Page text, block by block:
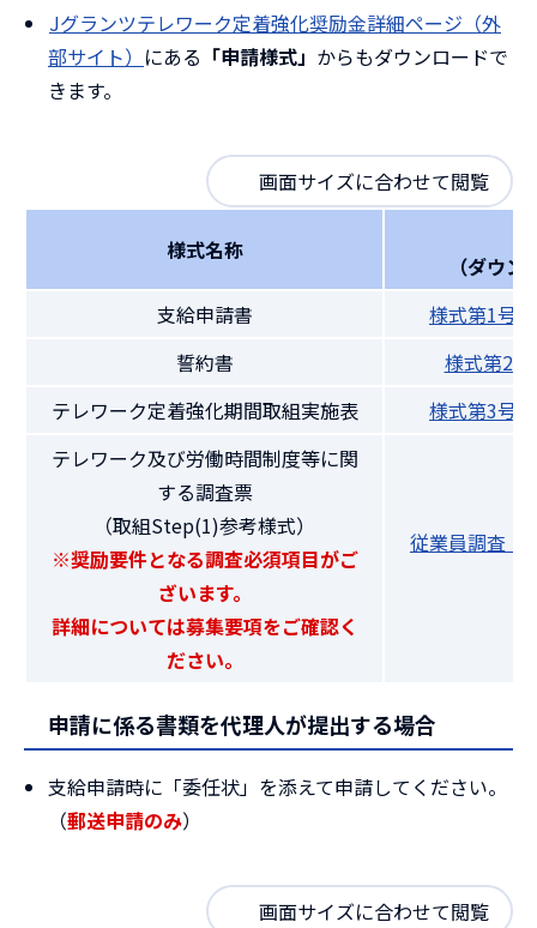
Jグランツテレワーク定着強化奨励金詳細ページ（外
部サイト） にある 「申請様式」 からもダウンロードで
きます。
画面サイズに合わせて閲覧
様式名称
（ダウ
支給申請書
様式第1号
誓約書
様式第2
テレワーク定着強化期間取組実施表
様式第3号
テレワーク及び労働時間制度等に関
する調査票
（取組Step(1)参考様式）
※奨励要件となる調査必須項目がご
ざいます。
詳細については募集要項をご確認く
ださい。
従業員調査（
申請に係る書類を代理人が提出する場合
支給申請時に「委任状」を添えて申請してください。
（郵送申請のみ）
画面サイズに合わせて閲覧